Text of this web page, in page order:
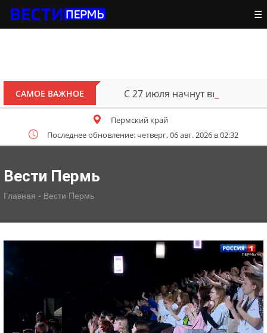
☰
САМОЕ ВАЖНОЕ С 27 июля начнут выплачивать
Пермский край
Последнее обновление: четверг, 06 авг. 2026 в 02:32
Вести Пермь
Главная - Вести Пермь